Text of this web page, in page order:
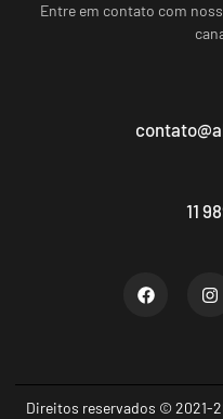
Entre em contato com
11
Direitos reservados © 2021-